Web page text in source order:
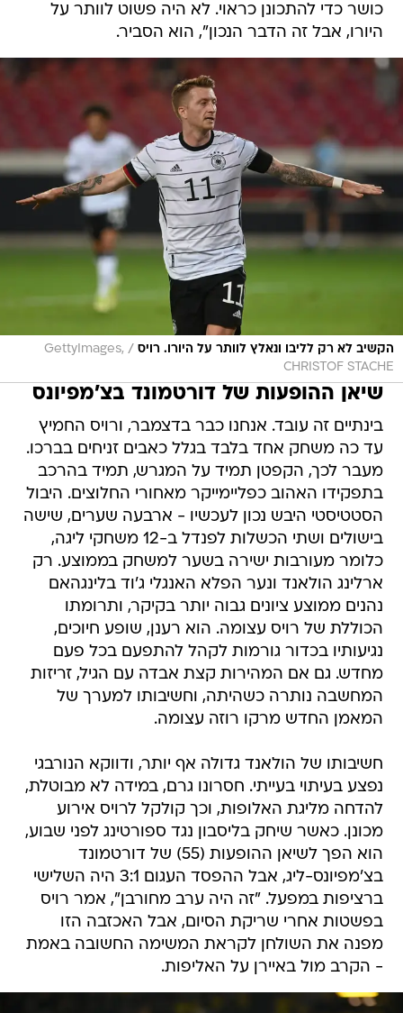
כושר כדי להתכונן כראוי. לא היה פשוט לוותר על
היורו, אבל זה הדבר הנכון", הוא הסביר.
הקשיב לא רק לליבו ונאלץ לוותר על היורו. רויס /
GettyImages,
CHRISTOF STACHE
שיאן ההופעות של דורטמונד בצ'מפיונס
בינתיים זה עובד. אנחנו כבר בדצמבר, ורויס החמיץ
עד כה משחק אחד בלבד בגלל כאבים זניחים בברכו.
מעבר לכך, הקפטן תמיד על המגרש, תמיד בהרכב
בתפקידו האהוב כפליימייקר מאחורי החלוצים. היבול
הסטטיסטי היבש נכון לעכשיו - ארבעה שערים, שישה
בישולים ושתי הכשלות לפנדל ב-12 משחקי ליגה,
כלומר מעורבות ישירה בשער למשחק בממוצע. רק
ארלינג הולאנד ונער הפלא האנגלי ג'וד בלינגהאם
נהנים ממוצע ציונים גבוה יותר בקיקר, ותרומתו
הכוללת של רויס עצומה. הוא רענן, שופע חיוכים,
נגיעותיו בכדור גורמות לקהל להתפעם בכל פעם
מחדש. גם אם המהירות קצת אבדה עם הגיל, זריזות
המחשבה נותרה כשהיתה, וחשיבותו למערך של
המאמן החדש מרקו רוזה עצומה.
חשיבותו של הולאנד גדולה אף יותר, ודווקא הנורבגי
נפצע בעיתוי בעייתי. חסרונו גרם, במידה לא מבוטלת,
להדחה מליגת האלופות, וכך קולקל לרויס אירוע
מכונן. כאשר שיחק בליסבון נגד ספורטינג לפני שבוע,
הוא הפך לשיאן ההופעות (55) של דורטמונד
בצ'מפיונס-ליג, אבל ההפסד העגום 3:1 היה השלישי
ברציפות במפעל. "זה היה ערב מחורבן", אמר רויס
בפשטות אחרי שריקת הסיום, אבל האכזבה הזו
מפנה את השולחן לקראת המשימה החשובה באמת
- הקרב מול באיירן על האליפות.